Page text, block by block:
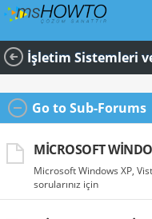
İşletim Sistemleri
Go to Sub-Forums
MICROSOFT
Microsoft Windows XP,
sorularınız için